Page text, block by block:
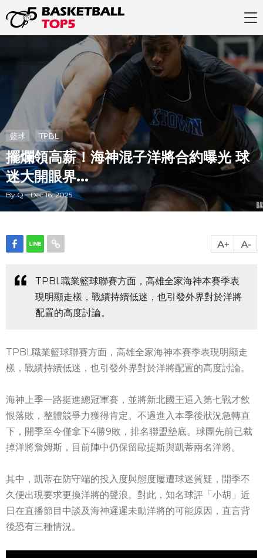
籃球 TPBL
擺爛領高薪！海神混子洋將合約曝光 球
迷大開眼界...
By Q Dec 16, 2025
TPBL職業籃球聯賽方面，高雄全家海神本賽季表
現明顯走樣，戰績持續低迷，也引發外界對於洋將
配置的高度討論。
TPBL職業籃球聯賽方面，高雄全家海神本賽季表現明顯走
樣，戰績持續低迷，也引發外界對於洋將配置的高度討論。
海神上季一路挺進總冠軍賽，並將新北國王逼入第七戰才飲
恨落敗，整體競爭力獲得肯定。不過進入本季後狀況急轉直
下，開季至今僅拿下4勝9敗，排名聯盟墊底。球團先前已裁
掉洋將詹姆斯，目前陣中仍保留歐提斯與凱蒂兩名洋將。
其中，凱蒂在防守端的投入度與態度屢遭球迷質疑，開季不
久便出現要求更換洋將的聲浪。對此，知名球評「小胡」近
日在直播節目中談及海神遲遲未動洋將的可能原因，直言背
後恐有三種情況。